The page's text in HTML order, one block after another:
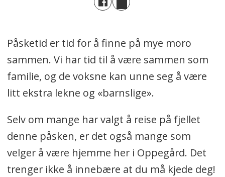
Påsketid er tid for å finne på mye moro
sammen. Vi har tid til å være sammen som
familie, og de voksne kan unne seg å være
litt ekstra lekne og «barnslige».
Selv om mange har valgt å reise på fjellet
denne påsken, er det også mange som
velger å være hjemme her i Oppegård. Det
trenger ikke å innebære at du må kjede deg!